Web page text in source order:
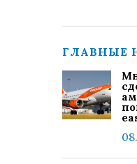
ГЛАВНЫЕ